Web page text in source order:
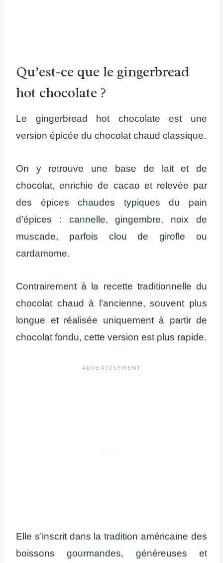
Qu’est-ce que le gingerbread
hot chocolate ?
Le gingerbread hot chocolate est une
version épicée du chocolat chaud classique.
On y retrouve une base de lait et de
chocolat, enrichie de cacao et relevée par
des épices chaudes typiques du pain
d’épices : cannelle, gingembre, noix de
muscade, parfois clou de girofle ou
cardamome.
Contrairement à la recette traditionnelle du
chocolat chaud à l’ancienne, souvent plus
longue et réalisée uniquement à partir de
chocolat fondu, cette version est plus rapide.
Elle s’inscrit dans la tradition américaine des
boissons gourmandes, généreuses et